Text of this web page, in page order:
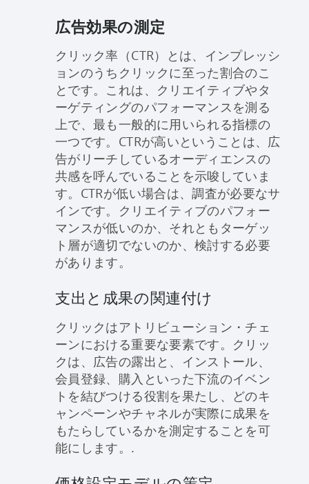
広告効果の測定
クリック率（CTR）とは、インプレッシ
ョンのうちクリックに至った割合のこ
とです。これは、クリエイティブやタ
ーゲティングのパフォーマンスを測る
上で、最も一般的に用いられる指標の
一つです。CTRが高いということは、広
告がリーチしているオーディエンスの
共感を呼んでいることを示唆していま
す。CTRが低い場合は、調査が必要なサ
インです。クリエイティブのパフォー
マンスが低いのか、それともターゲッ
ト層が適切でないのか、検討する必要
があります。
支出と成果の関連付け
クリックはアトリビューション・チェ
ーンにおける重要な要素です。クリッ
クは、広告の露出と、インストール、
会員登録、購入といった下流のイベン
トを結びつける役割を果たし、どのキ
ャンペーンやチャネルが実際に成果を
もたらしているかを測定することを可
能にします。.